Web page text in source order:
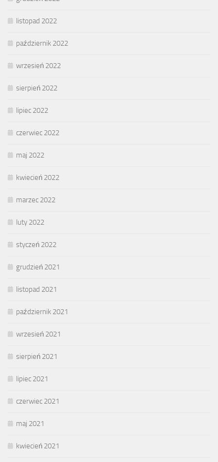
listopad 2022
październik 2022
wrzesień 2022
sierpień 2022
lipiec 2022
czerwiec 2022
maj 2022
kwiecień 2022
marzec 2022
luty 2022
styczeń 2022
grudzień 2021
listopad 2021
październik 2021
wrzesień 2021
sierpień 2021
lipiec 2021
czerwiec 2021
maj 2021
kwiecień 2021